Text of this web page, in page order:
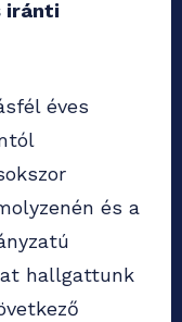
iránti
éves
és a
hallgattunk